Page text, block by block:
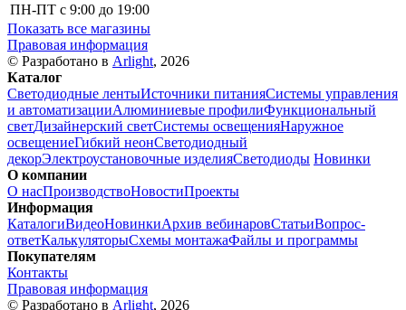
ПН-ПТ с 9:00 до 19:00
Показать все магазины
Правовая информация
© Разработано в Arlight, 2026
Каталог
Светодиодные лентыИсточники питанияСистемы управления
и автоматизацииАлюминиевые профилиФункциональный
светДизайнерский светСистемы освещенияНаружное
освещениеГибкий неонСветодиодный
декорЭлектроустановочные изделияСветодиоды Новинки
О компании
О насПроизводствоНовостиПроекты
Информация
КаталогиВидеоНовинкиАрхив вебинаровСтатьиВопрос-
ответКалькуляторыСхемы монтажаФайлы и программы
Покупателям
Контакты
Правовая информация
© Разработано в Arlight, 2026